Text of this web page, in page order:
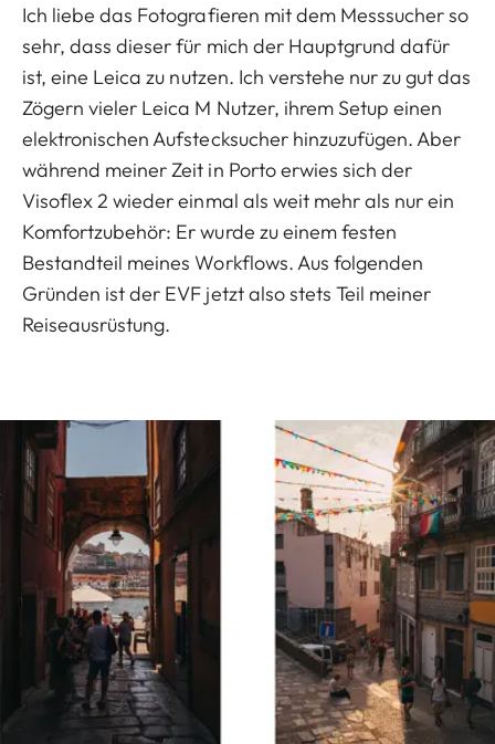
Ich liebe das Fotografieren mit dem Messsucher so
sehr, dass dieser für mich der Hauptgrund dafür
ist, eine Leica zu nutzen. Ich verstehe nur zu gut das
Zögern vieler Leica M Nutzer, ihrem Setup einen
elektronischen Aufstecksucher hinzuzufügen. Aber
während meiner Zeit in Porto erwies sich der
Visoflex 2 wieder einmal als weit mehr als nur ein
Komfortzubehör: Er wurde zu einem festen
Bestandteil meines Workflows. Aus folgenden
Gründen ist der EVF jetzt also stets Teil meiner
Reiseausrüstung.